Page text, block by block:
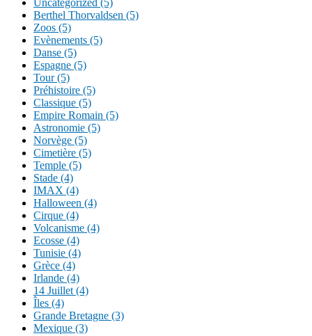
Uncategorized (5)
Berthel Thorvaldsen (5)
Zoos (5)
Evènements (5)
Danse (5)
Espagne (5)
Tour (5)
Préhistoire (5)
Classique (5)
Empire Romain (5)
Astronomie (5)
Norvège (5)
Cimetière (5)
Temple (5)
Stade (4)
IMAX (4)
Halloween (4)
Cirque (4)
Volcanisme (4)
Ecosse (4)
Tunisie (4)
Grèce (4)
Irlande (4)
14 Juillet (4)
Îles (4)
Grande Bretagne (3)
Mexique (3)